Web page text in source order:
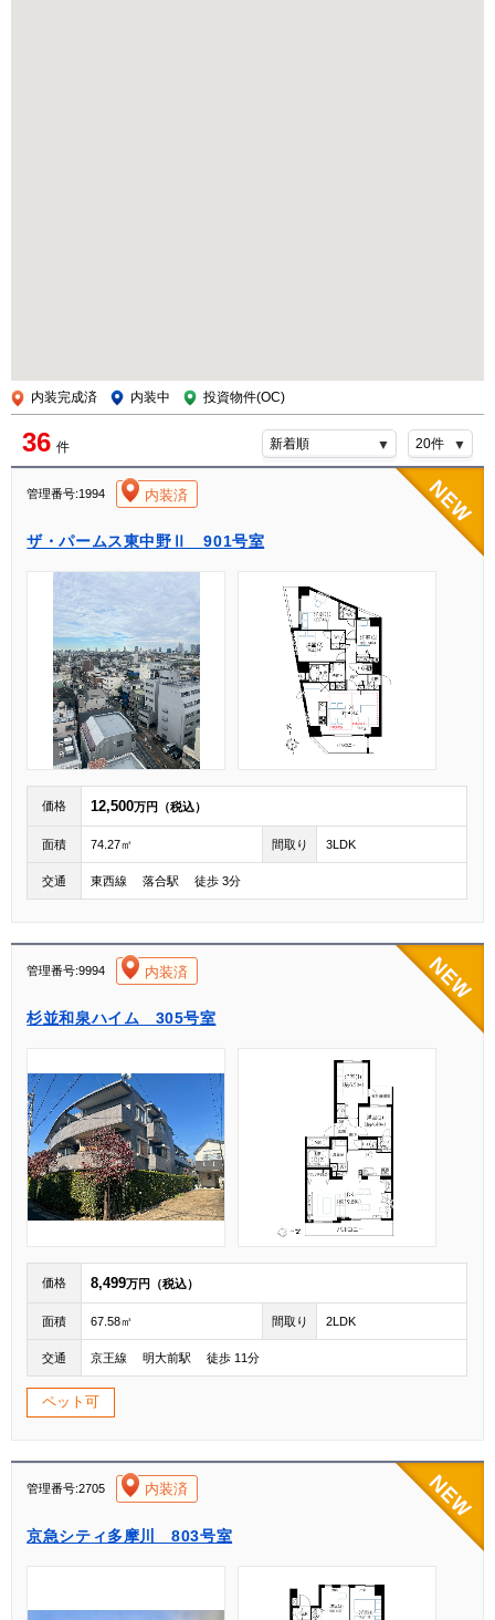
内装完成済 内装中 投資物件(OC)
36 件
管理番号:1994 内装済
ザ・パームス東中野Ⅱ 901号室
価格 12,500万円（税込）
面積 74.27㎡ 間取り 3LDK
交通 東西線 落合駅 徒歩 3分
[004]
管理番号:9994 内装済
杉並和泉ハイム 305号室
価格 8,499万円（税込）
面積 67.58㎡ 間取り 2LDK
交通 京王線 明大前駅 徒歩 11分
ペット可
[004]
管理番号:2705 内装済
京急シティ多摩川 803号室
[004]